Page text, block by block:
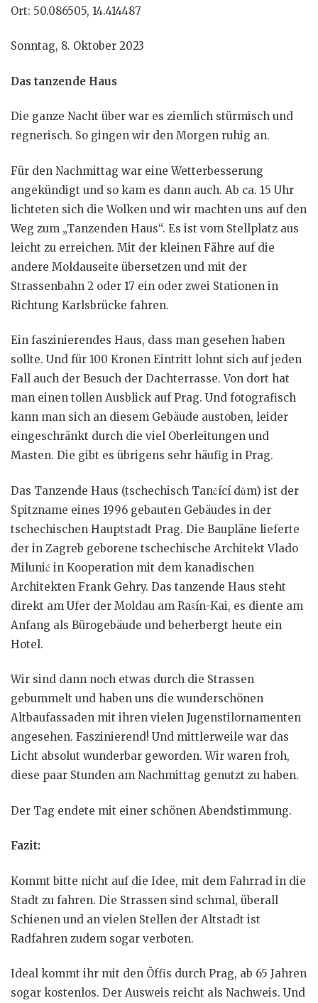
Ort: 50.086505, 14.414487
Sonntag, 8. Oktober 2023
Das tanzende Haus
Die ganze Nacht über war es ziemlich stürmisch und
regnerisch. So gingen wir den Morgen ruhig an.
Für den Nachmittag war eine Wetterbesserung
angekündigt und so kam es dann auch. Ab ca. 15 Uhr
lichteten sich die Wolken und wir machten uns auf den
Weg zum „Tanzenden Haus“. Es ist vom Stellplatz aus
leicht zu erreichen. Mit der kleinen Fähre auf die
andere Moldauseite übersetzen und mit der
Strassenbahn 2 oder 17 ein oder zwei Stationen in
Richtung Karlsbrücke fahren.
Ein faszinierendes Haus, dass man gesehen haben
sollte. Und für 100 Kronen Eintritt lohnt sich auf jeden
Fall auch der Besuch der Dachterrasse. Von dort hat
man einen tollen Ausblick auf Prag. Und fotografisch
kann man sich an diesem Gebäude austoben, leider
eingeschränkt durch die viel Oberleitungen und
Masten. Die gibt es übrigens sehr häufig in Prag.
Das Tanzende Haus (tschechisch Tančící dům) ist der
Spitzname eines 1996 gebauten Gebäudes in der
tschechischen Hauptstadt Prag. Die Baupläne lieferte
der in Zagreb geborene tschechische Architekt Vlado
Milunić in Kooperation mit dem kanadischen
Architekten Frank Gehry. Das tanzende Haus steht
direkt am Ufer der Moldau am Rašín-Kai, es diente am
Anfang als Bürogebäude und beherbergt heute ein
Hotel.
Wir sind dann noch etwas durch die Strassen
gebummelt und haben uns die wunderschönen
Altbaufassaden mit ihren vielen Jugenstilornamenten
angesehen. Faszinierend! Und mittlerweile war das
Licht absolut wunderbar geworden. Wir waren froh,
diese paar Stunden am Nachmittag genutzt zu haben.
Der Tag endete mit einer schönen Abendstimmung.
Fazit:
Kommt bitte nicht auf die Idee, mit dem Fahrrad in die
Stadt zu fahren. Die Strassen sind schmal, überall
Schienen und an vielen Stellen der Altstadt ist
Radfahren zudem sogar verboten.
Ideal kommt ihr mit den Öffis durch Prag, ab 65 Jahren
sogar kostenlos. Der Ausweis reicht als Nachweis. Und